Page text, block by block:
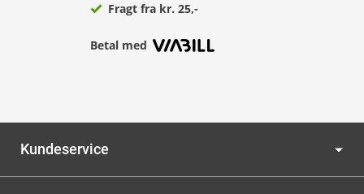
Fragt fra kr. 25,-
Betal med
Kundeservice